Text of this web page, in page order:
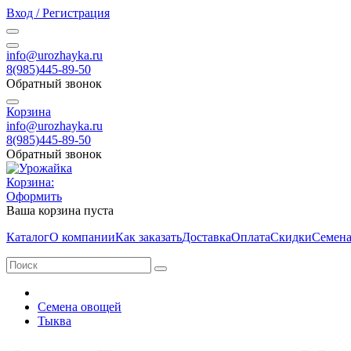
Вход / Регистрация
info@urozhayka.ru
8(985)445-89-50
Обратный звонок
Корзина
info@urozhayka.ru
8(985)445-89-50
Обратный звонок
Корзина:
Оформить
Ваша корзина пуста
КаталогО компанииКак заказатьДоставкаОплатаСкидки
Семена овощей
Тыква